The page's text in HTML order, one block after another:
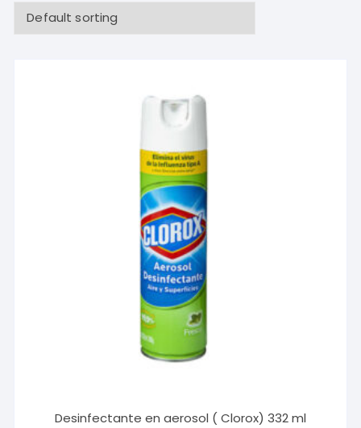
Desinfectante en aerosol ( Clorox) 332 ml